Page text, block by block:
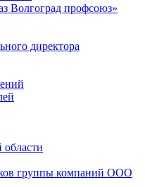
Волгоград профсоюз»
директора
области
группы компаний ООО